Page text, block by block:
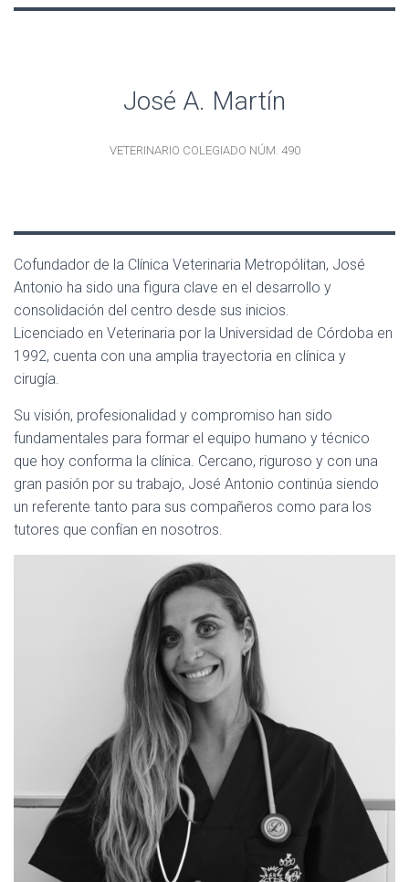
José A. Martín
VETERINARIO COLEGIADO NÚM. 490
Cofundador de la Clínica Veterinaria Metropólitan, José
Antonio ha sido una figura clave en el desarrollo y
consolidación del centro desde sus inicios.
Licenciado en Veterinaria por la Universidad de Córdoba en
1992, cuenta con una amplia trayectoria en clínica y
cirugía.
Su visión, profesionalidad y compromiso han sido
fundamentales para formar el equipo humano y técnico
que hoy conforma la clínica. Cercano, riguroso y con una
gran pasión por su trabajo, José Antonio continúa siendo
un referente tanto para sus compañeros como para los
tutores que confían en nosotros.